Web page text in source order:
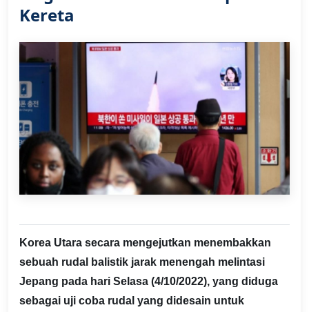
Kereta
Korea Utara secara mengejutkan menembakkan
sebuah rudal balistik jarak menengah melintasi
Jepang pada hari Selasa (4/10/2022), yang diduga
sebagai uji coba rudal yang didesain untuk